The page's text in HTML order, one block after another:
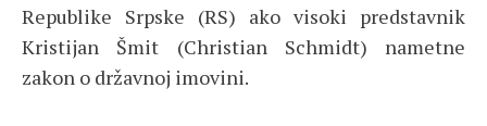
Republike Srpske (RS) ako visoki predstavnik
Kristijan Šmit (Christian Schmidt) nametne
zakon o državnoj imovini.